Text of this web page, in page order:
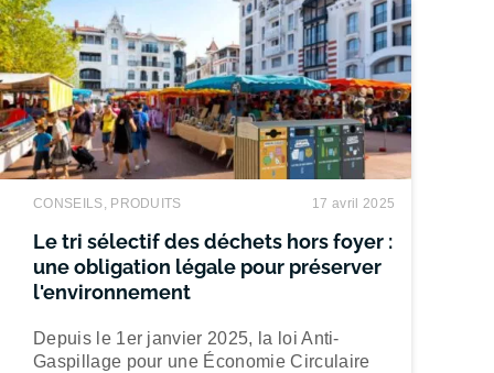
CONSEILS, PRODUITS 17 avril 2025
Le tri sélectif des déchets hors foyer :
une obligation légale pour préserver
l'environnement
Depuis le 1er janvier 2025, la loi Anti-
Gaspillage pour une Économie Circulaire